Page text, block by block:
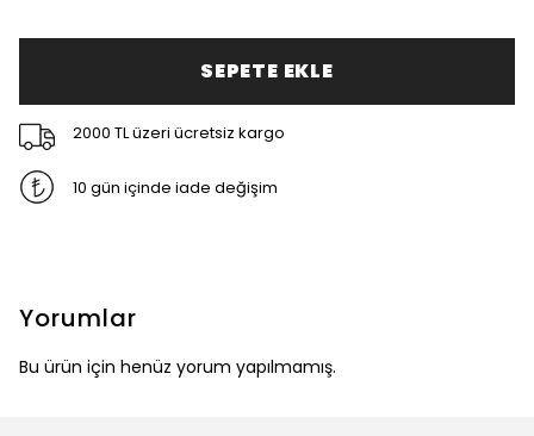
SEPETE EKLE
2000 TL üzeri ücretsiz kargo
10 gün içinde iade değişim
Yorumlar
Bu ürün için henüz yorum yapılmamış.